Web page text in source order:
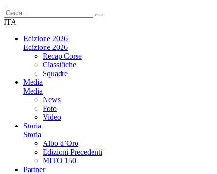
ITA
Edizione 2026
Edizione 2026
Recap Corse
Classifiche
Squadre
Media
Media
News
Foto
Video
Storia
Storia
Albo d’Oro
Edizioni Precedenti
MITO 150
Partner